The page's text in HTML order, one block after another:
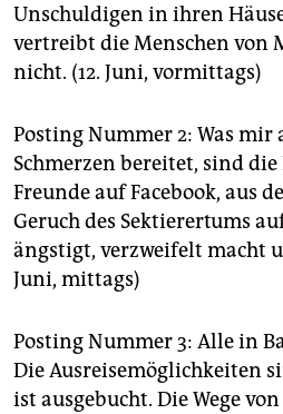
Unschuldigen in ihren
vertreibt die Menschen von
nicht. (12. Juni, vormittags)
Posting Nummer 2: Was mir
Schmerzen bereitet, sind
Freunde auf Facebook, aus
Geruch des Sektierertums
ängstigt, verzweifelt macht
Juni, mittags)
Posting Nummer 3: Alle in
Die Ausreisemöglichkeiten
ist ausgebucht. Die Wege